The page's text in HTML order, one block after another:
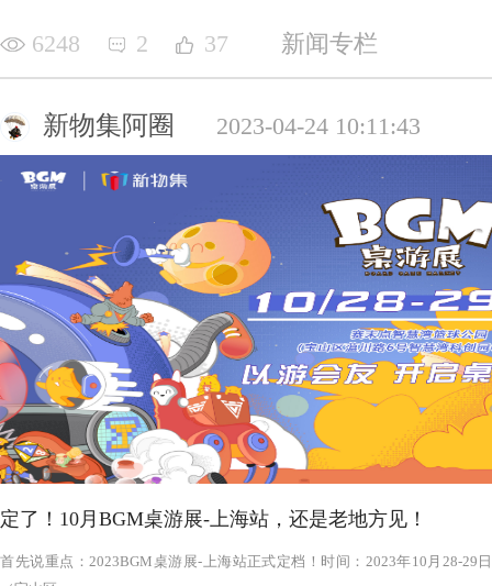
6248 2 37 新闻专栏
新物集阿圈 2023-04-24 10:11:43
定了！10月BGM桌游展-上海站，还是老地方见！
首先说重点：2023BGM桌游展-上海站正式定档！时间：2023年10月28-29